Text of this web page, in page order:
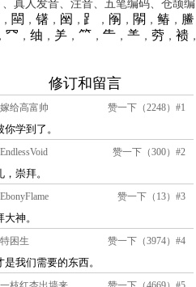
真人发音、注音、五笔编码、仓颉编
， 䦟 ， 䦃， 䦷 ， ⻊ ， 䦶 ， 䦛 ， 䲠 ， 䲢
， ⺳ ， 䌷 ， ⺶， ⺮ ， ⺧， ⺷， 䓖， 䙌，